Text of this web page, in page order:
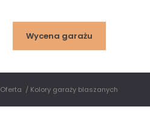
Wycena garażu
Oferta / Kolory garaży blaszanych